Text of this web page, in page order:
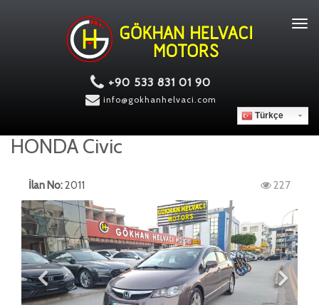
+90 533 831 01 90
info@gokhanhelvaci.com
Türkçe
HONDA Civic
İlan No:2011 227